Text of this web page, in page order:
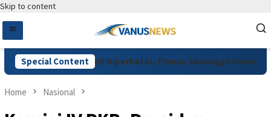
Skip to content
Special Content
Pupuk Subsidi Diperketat, Firman Soebagyo Dorong
Home Nasional